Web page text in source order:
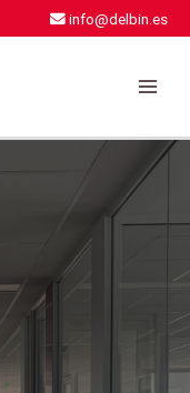
info@delbin.es